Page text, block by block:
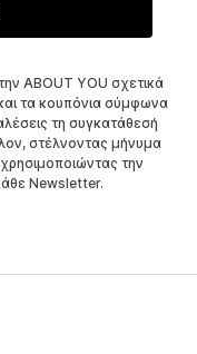
ABOUT YOU σχετικά
τα κουπόνια σύμφωνα
τη συγκατάθεσή
στέλνοντας μήνυμα
την
Newsletter.